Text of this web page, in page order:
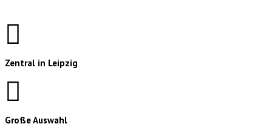
Zentral in Leipzig
Große Auswahl